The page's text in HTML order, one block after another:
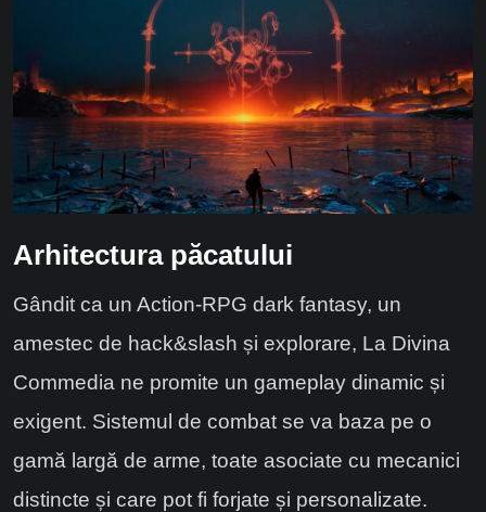
Arhitectura păcatului
Gândit ca un Action-RPG dark fantasy, un
amestec de hack&slash și explorare, La Divina
Commedia ne promite un gameplay dinamic și
exigent. Sistemul de combat se va baza pe o
gamă largă de arme, toate asociate cu mecanici
distincte și care pot fi forjate și personalizate.